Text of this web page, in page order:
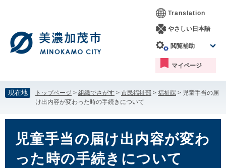
す。
し
て
本
へ
Translation
やさしい日本語
閲覧補助
マイページ
現在地 トップページ > 組織でさがす > 市民福祉部 > 福祉課 > 児童手当の届
け出内容が変わった時の手続きについて
児童手当の届け出内容が変わ
った時の手続きについて